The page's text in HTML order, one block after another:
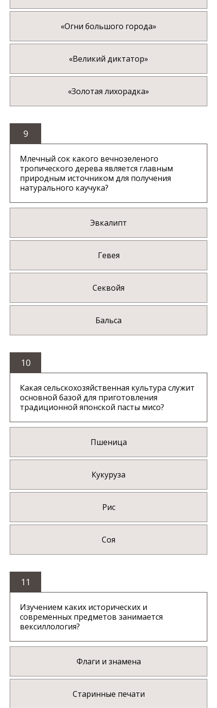
«Огни большого города»
«Великий диктатор»
«Золотая лихорадка»
9
Млечный сок какого вечнозеленого
тропического дерева является главным
природным источником для получения
натурального каучука?
Эвкалипт
Гевея
Секвойя
Бальса
10
Какая сельскохозяйственная культура служит
основной базой для приготовления
традиционной японской пасты мисо?
Пшеница
Кукуруза
Рис
Соя
11
Изучением каких исторических и
современных предметов занимается
вексиллология?
Флаги и знамена
Старинные печати